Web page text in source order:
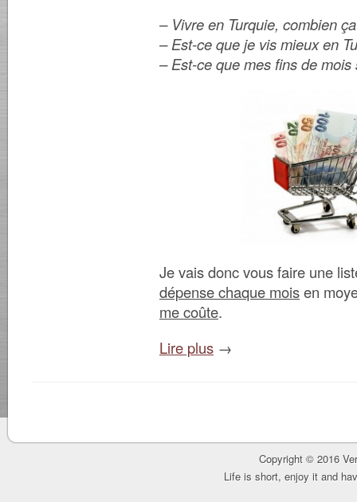
– Vivre en Turquie, combien
– Est-ce que je vis mieux en
– Est-ce que mes fins de
Je vais donc vous faire une
dépense chaque moisen
me coûte.
Lire plus →
Copyright © 2016
Life is short, enjoy it and